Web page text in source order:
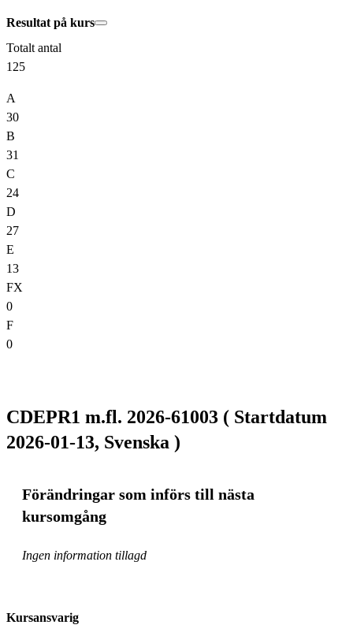
Resultat på kurs
Totalt antal
125
A
30
B
31
C
24
D
27
E
13
FX
0
F
0
CDEPR1 m.fl. 2026-61003 ( Startdatum
2026-01-13, Svenska )
Förändringar som införs till nästa
kursomgång
Ingen information tillagd
Kursansvarig